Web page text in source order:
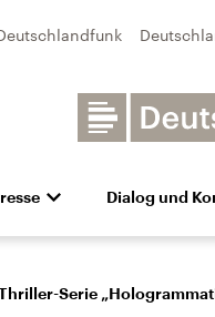
Dialog und
Serie